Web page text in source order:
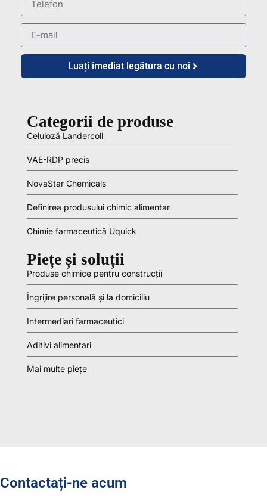
Luați imediat legătura cu noi
Categorii de produse
Celuloză Landercoll
VAE-RDP precis
NovaStar Chemicals
Definirea produsului chimic alimentar
Chimie farmaceutică Uquick
Piețe și soluții
Produse chimice pentru construcții
Îngrijire personală și la domiciliu
Intermediari farmaceutici
Aditivi alimentari
Mai multe piețe
Contactați-ne acum